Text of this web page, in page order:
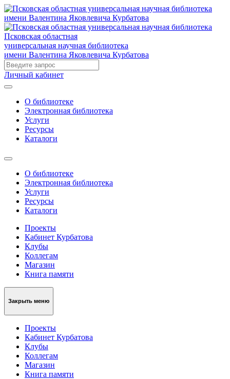
Псковская областная
универсальная научная библиотека
имени Валентина Яковлевича Курбатова
Личный кабинет
О библиотеке
Электронная библиотека
Услуги
Ресурсы
Каталоги
О библиотеке
Электронная библиотека
Услуги
Ресурсы
Каталоги
Проекты
Кабинет Курбатова
Клубы
Коллегам
Магазин
Книга памяти
Закрыть меню
Проекты
Кабинет Курбатова
Клубы
Коллегам
Магазин
Книга памяти